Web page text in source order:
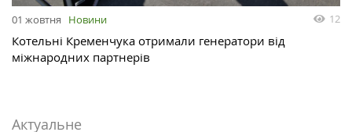
01 жовтня Новини 12
Котельні Кременчука отримали генератори від
міжнародних партнерів
Актуальне